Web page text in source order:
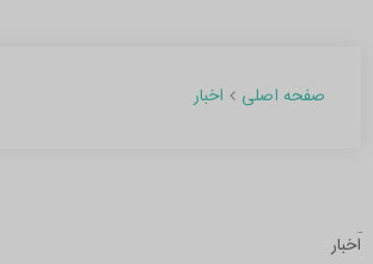
صفحه اصلی اخبار
آرشیو مطالب
اخبار